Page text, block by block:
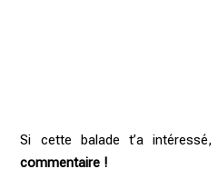
Si cette balade t’a
commentaire !